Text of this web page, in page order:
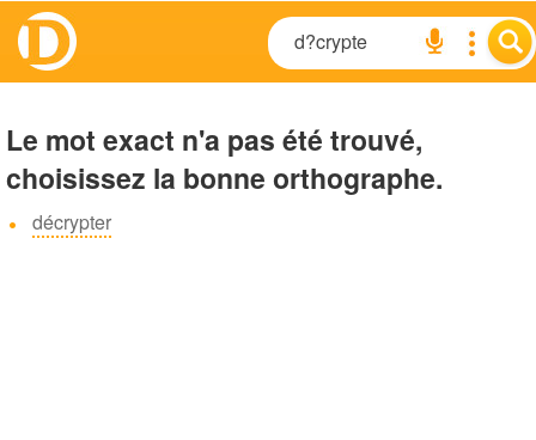
Le mot exact n'a pas été trouvé,
choisissez la bonne orthographe.
décrypter